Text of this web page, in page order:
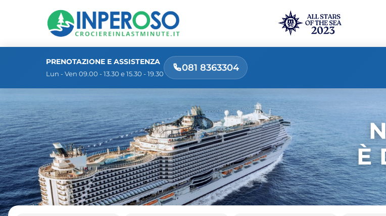
PRENOTAZIONE E ASSISTENZA
Lun - Ven 09.00 - 13.30 e 15.30 - 19.30
081 8363304
È